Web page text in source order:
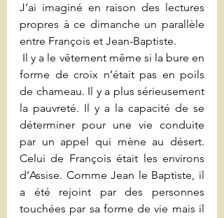
J’ai imaginé en raison des lectures
propres à ce dimanche un parallèle
entre François et Jean-Baptiste.
forme de croix n’était pas en poils
de chameau. Il y a plus sérieusement
la pauvreté. Il y a la capacité de se
déterminer pour une vie conduite
par un appel qui mène au désert.
Celui de François était les environs
d’Assise. Comme Jean le Baptiste, il
a été rejoint par des personnes
touchées par sa forme de vie mais il